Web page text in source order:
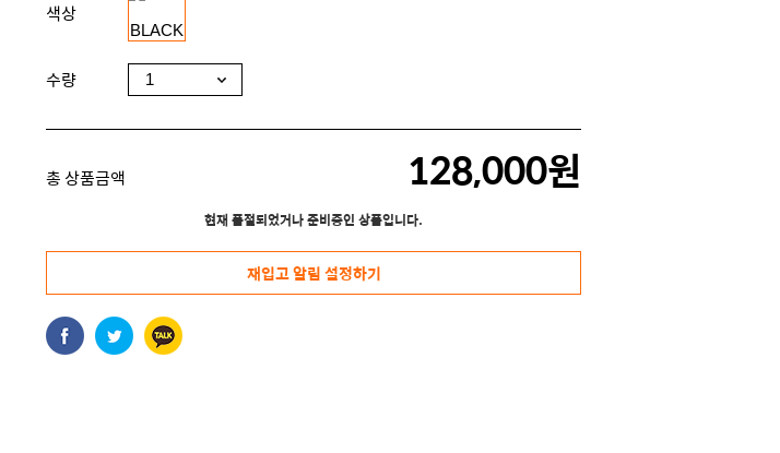
색상
수량
총 상품금액 128,000원
현재 품절되었거나 준비중인 상품입니다.
재입고 알림 설정하기